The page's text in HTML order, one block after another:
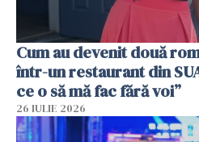
Cum au devenit două
într-un restaurant din
ce o să mă fac fără voi”
26 IULIE 2026